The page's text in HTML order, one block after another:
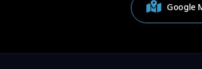
Google